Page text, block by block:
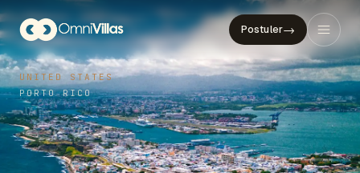
Postuler→
UNITED STATES
PORTO RICO